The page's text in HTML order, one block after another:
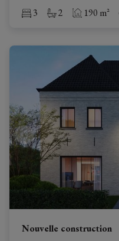
3 2 190 m²
Nouvelle construction